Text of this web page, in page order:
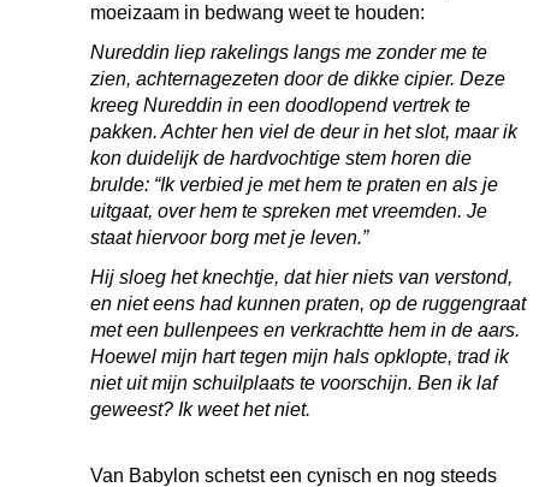
moeizaam in bedwang weet te houden:
Nureddin liep rakelings langs me zonder me te
zien, achternagezeten door de dikke cipier. Deze
kreeg Nureddin in een doodlopend vertrek te
pakken. Achter hen viel de deur in het slot, maar ik
kon duidelijk de hardvochtige stem horen die
brulde: “Ik verbied je met hem te praten en als je
uitgaat, over hem te spreken met vreemden. Je
staat hiervoor borg met je leven.”
Hij sloeg het knechtje, dat hier niets van verstond,
en niet eens had kunnen praten, op de ruggengraat
met een bullenpees en verkrachtte hem in de aars.
Hoewel mijn hart tegen mijn hals opklopte, trad ik
niet uit mijn schuilplaats te voorschijn. Ben ik laf
geweest? Ik weet het niet.
Van Babylon schetst een cynisch en nog steeds